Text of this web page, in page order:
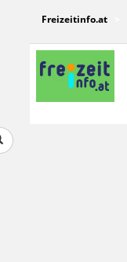
Freizeitinfo.at